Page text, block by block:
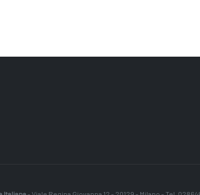
Femminile, dominano Brunello e Zimina;